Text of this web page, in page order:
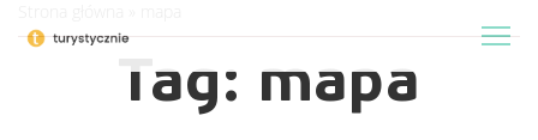
Tag: mapa